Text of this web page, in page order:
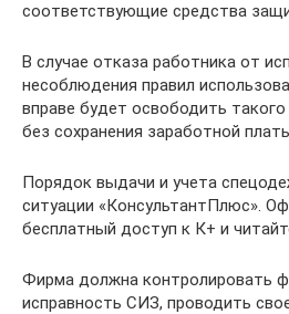
соответствующие средства
В случае отказа работника от
несоблюдения правил
вправе будет освободить
без сохранения заработной
Порядок выдачи и учета
ситуации «КонсультантПлюс».
бесплатный доступ к К+ и
Фирма должна контролировать
исправность СИЗ, проводить